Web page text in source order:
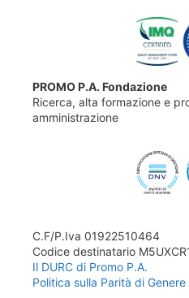
PROMO P.A. Fondazione
Ricerca, alta formazione e
amministrazione
C.F/P.Iva 01922510464
Codice destinatario
Il DURC di Promo P.A.
Politica sulla Parità di Genere